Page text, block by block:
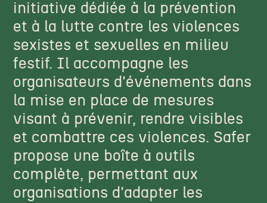
initiative dédiée à la prévention
et à la lutte contre les violences
sexistes et sexuelles en milieu
festif. Il accompagne les
organisateurs d'événements dans
la mise en place de mesures
visant à prévenir, rendre visibles
et combattre ces violences. Safer
propose une boîte à outils
complète, permettant aux
organisations d'adapter les